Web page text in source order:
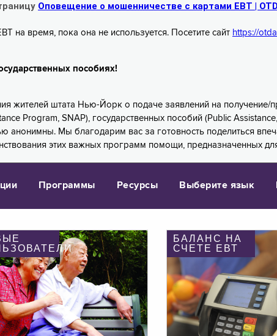
Оповещение о мошенничестве с картами EBT |
на время, пока она не используется. Посетите сайт https://
пособиях!
жителей штата Нью-Йорк о подаче заявлений на
Program, SNAP), государственных пособий (Public
анонимны. Мы благодарим вас за готовность поделиться
этих важных программ помощи, предназначенных
Программы Ресурсы Выберите язык
БАЛАНС НА
СЧЕТЕ ЕВТ